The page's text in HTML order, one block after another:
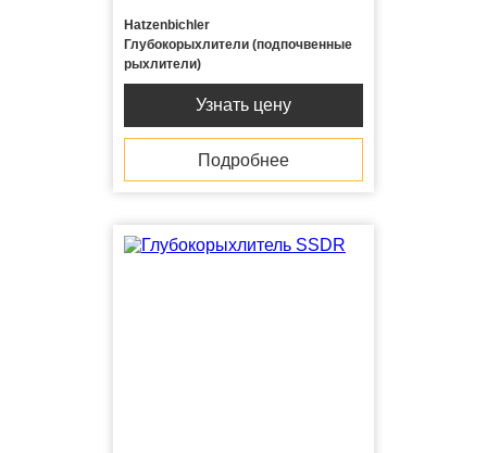
Hatzenbichler
Глубокорыхлители (подпочвенные
рыхлители)
Узнать цену
Подробнее